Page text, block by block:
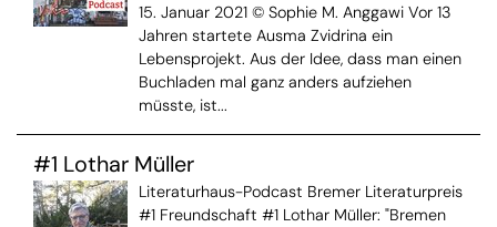
15. Januar 2021 © Sophie M. Anggawi Vor 13
Jahren startete Ausma Zvidrina ein
Lebensprojekt. Aus der Idee, dass man einen
Buchladen mal ganz anders aufziehen
müsste, ist...
#1 Lothar Müller
Literaturhaus-Podcast Bremer Literaturpreis
#1 Freundschaft #1 Lothar Müller: "Bremen